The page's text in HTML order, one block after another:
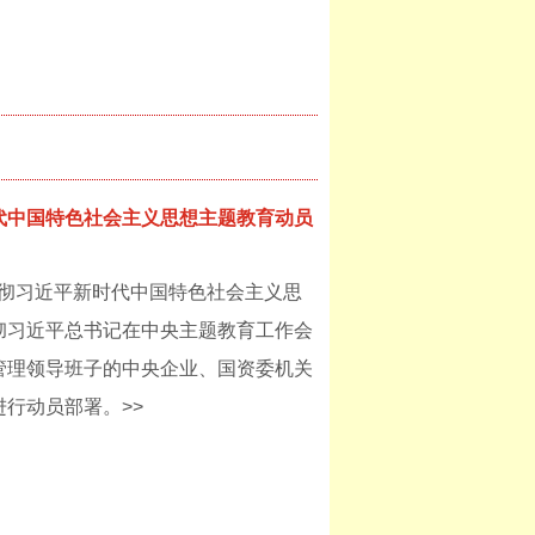
国特色社会主义思想主题教育动员
习近平新时代中国特色社会主义思
近平总书记在中央主题教育工作会
领导班子的中央企业、国资委机关
行动员部署。>>